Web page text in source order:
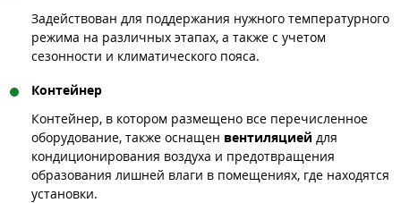
Задействован для поддержания нужного температурного
режима на различных этапах, а также с учетом
сезонности и климатического пояса.
Контейнер
Контейнер, в котором размещено все перечисленное
оборудование, также оснащен вентиляцией для
кондиционирования воздуха и предотвращения
образования лишней влаги в помещениях, где находятся
установки.